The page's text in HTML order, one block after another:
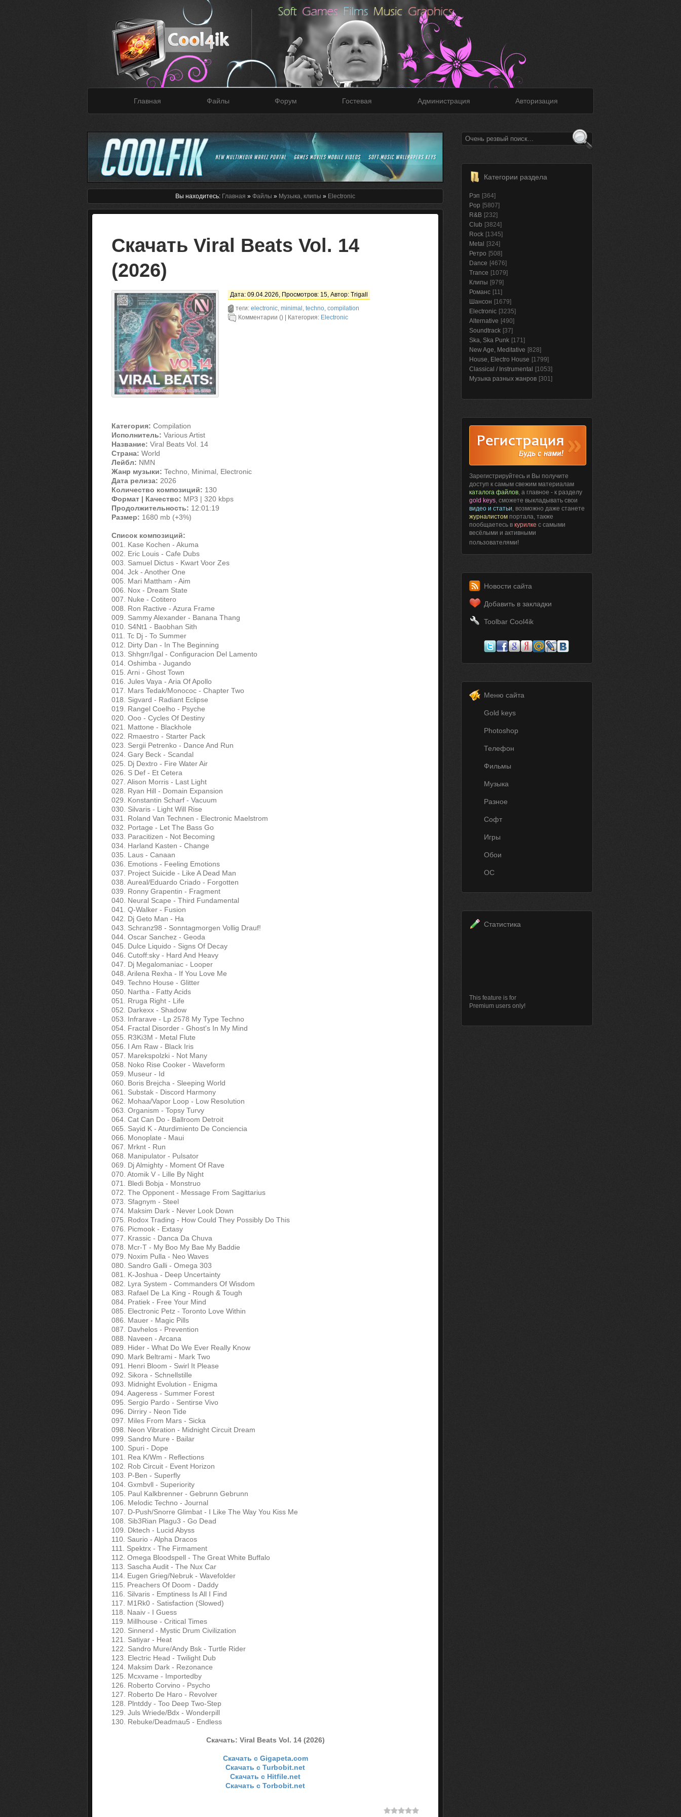
Главная Файлы Форум Гостевая Администрация Авторизация
Вы находитесь: Главная » Файлы » Музыка, клипы » Electronic
Скачать Viral Beats Vol. 14
(2026)
Дата: 09.04.2026, Просмотров: 15, Автор: Trigall
теги: electronic, minimal , techno, compilation
Комментарии () | Категория: Electronic
Категория: Compilation
Исполнитель: Various Artist
Название: Viral Beats Vol. 14
Страна: World
Лейбл: NMN
Жанр музыки: Techno, Minimal, Electronic
Дата релиза: 2026
Количество композиций: 130
Формат | Качество: MP3 | 320 kbps
Продолжительность: 12:01:19
Размер: 1680 mb (+3%)
Список композиций:
001. Kase Kochen - Akuma
002. Eric Louis - Cafe Dubs
003. Samuel Dictus - Kwart Voor Zes
004. Jck - Another One
005. Mari Mattham - Aim
006. Nox - Dream State
007. Nuke - Cotitero
008. Ron Ractive - Azura Frame
009. Sammy Alexander - Banana Thang
010. S4Nt1 - Baobhan Sith
011. Tc Dj - To Summer
012. Dirty Dan - In The Beginning
013. Shhgrr/Igal - Configuracion Del Lamento
014. Oshimba - Jugando
015. Arni - Ghost Town
016. Jules Vaya - Aria Of Apollo
017. Mars Tedak/Monococ - Chapter Two
018. Sigvard - Radiant Eclipse
019. Rangel Coelho - Psyche
020. Ooo - Cycles Of Destiny
021. Mattone - Blackhole
022. Rmaestro - Starter Pack
023. Sergii Petrenko - Dance And Run
024. Gary Beck - Scandal
025. Dj Dextro - Fire Water Air
026. S Def - Et Cetera
027. Alison Morris - Last Light
028. Ryan Hill - Domain Expansion
029. Konstantin Scharf - Vacuum
030. Silvaris - Light Will Rise
031. Roland Van Technen - Electronic Maelstrom
032. Portage - Let The Bass Go
033. Paracitizen - Not Becoming
034. Harland Kasten - Change
035. Laus - Canaan
036. Emotions - Feeling Emotions
037. Project Suicide - Like A Dead Man
038. Aureal/Eduardo Criado - Forgotten
039. Ronny Grapentin - Fragment
040. Neural Scape - Third Fundamental
041. Q-Walker - Fusion
042. Dj Geto Man - Ha
043. Schranz98 - Sonntagmorgen Vollig Drauf!
044. Oscar Sanchez - Geoda
045. Dulce Liquido - Signs Of Decay
046. Cutoff:sky - Hard And Heavy
047. Dj Megalomaniac - Looper
048. Arilena Rexha - If You Love Me
049. Techno House - Glitter
050. Nartha - Fatty Acids
051. Rruga Right - Life
052. Darkexx - Shadow
053. Infrarave - Lp 2578 My Type Techno
054. Fractal Disorder - Ghost's In My Mind
055. R3Ki3M - Metal Flute
056. I Am Raw - Black Iris
057. Marekspolzki - Not Many
058. Noko Rise Cooker - Waveform
059. Museur - Id
060. Boris Brejcha - Sleeping World
061. Substak - Discord Harmony
062. Mohaa/Vapor Loop - Low Resolution
063. Organism - Topsy Turvy
064. Cat Can Do - Ballroom Detroit
065. Sayid K - Aturdimiento De Conciencia
066. Monoplate - Maui
067. Mrknt - Run
068. Manipulator - Pulsator
069. Dj Almighty - Moment Of Rave
070. Atomik V - Lille By Night
071. Bledi Bobja - Monstruo
072. The Opponent - Message From Sagittarius
073. Sfagnym - Steel
074. Maksim Dark - Never Look Down
075. Rodox Trading - How Could They Possibly Do This
076. Picmook - Extasy
077. Krassic - Danca Da Chuva
078. Mcr-T - My Boo My Bae My Baddie
079. Noxim Pulla - Neo Waves
080. Sandro Galli - Omega 303
081. K-Joshua - Deep Uncertainty
082. Lyra System - Commanders Of Wisdom
083. Rafael De La King - Rough & Tough
084. Pratiek - Free Your Mind
085. Electronic Petz - Toronto Love Within
086. Mauer - Magic Pills
087. Davhelos - Prevention
088. Naveen - Arcana
089. Hider - What Do We Ever Really Know
090. Mark Beltrami - Mark Two
091. Henri Bloom - Swirl It Please
092. Sikora - Schnellstille
093. Midnight Evolution - Enigma
094. Aageress - Summer Forest
095. Sergio Pardo - Sentirse Vivo
096. Dirriry - Neon Tide
097. Miles From Mars - Sicka
098. Neon Vibration - Midnight Circuit Dream
099. Sandro Mure - Bailar
100. Spuri - Dope
101. Rea K/Wm - Reflections
102. Rob Circuit - Event Horizon
103. P-Ben - Superfly
104. Gxmbvll - Superiority
105. Paul Kalkbrenner - Gebrunn Gebrunn
106. Melodic Techno - Journal
107. D-Push/Snorre Glimbat - I Like The Way You Kiss Me
108. Sib3Rian Plagu3 - Go Dead
109. Dktech - Lucid Abyss
110. Saurio - Alpha Dracos
111. Spektrx - The Firmament
112. Omega Bloodspell - The Great White Buffalo
113. Sascha Audit - The Nux Car
114. Eugen Grieg/Nebruk - Wavefolder
115. Preachers Of Doom - Daddy
116. Silvaris - Emptiness Is All I Find
117. M1Rk0 - Satisfaction (Slowed)
118. Naaiv - I Guess
119. Millhouse - Critical Times
120. Sinnerxl - Mystic Drum Civilization
121. Satiyar - Heat
122. Sandro Mure/Andy Bsk - Turtle Rider
123. Electric Head - Twilight Dub
124. Maksim Dark - Rezonance
125. Mcxvame - Importedby
126. Roberto Corvino - Psycho
127. Roberto De Haro - Revolver
128. Plntddy - Too Deep Two-Step
129. Juls Wriede/Bdx - Wonderpill
130. Rebuke/Deadmau5 - Endless
Скачать: Viral Beats Vol. 14 (2026)
Скачать с Gigapeta.com
Скачать с Turbobit.net
Скачать с Hitfile.net
Скачать с Torbobit.net
Категории раздела
Рэп [364]
Pop [5807]
R&B [232]
Club [3824]
Rock [1345]
Metal
[324]
Ретро [508]
Dance [4676]
Trance [1079]
Клипы [979]
Романс [11]
Шансон [1679]
Electronic [3235]
Alternative [490]
Soundtrack [37]
Ska, Ska Punk [171]
New Age, Meditative [828]
House, Electro House [1799]
Classical / Instrumental
[1053]
Музыка разных жанров [301]
Зарегистрируйтесь и Вы получите
доступ к самым свежим материалам
каталога файлов, а главное - к разделу
gold keys, сможете выкладывать свои
видео и статьи, возможно даже станете
журналистом портала, также
пообщаетесь в курилке с самыми
весёлыми и активными
пользователями!
Новости сайта
Добавить в закладки
Toolbar Cool4ik
Меню сайта
Gold keys
Photoshop
Телефон
Фильмы
Музыка
Разное
Софт
Игры
Обои
ОС
Статистика
This feature is for
Premium users only!